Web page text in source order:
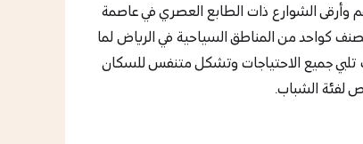
وأرقى الشوارع ذات الطابع العصري في عاصمة
كواحد من المناطق السياحية في الرياض لما
جميع الاحتياجات وتشكل متنفس للسكان
لفئة الشباب.